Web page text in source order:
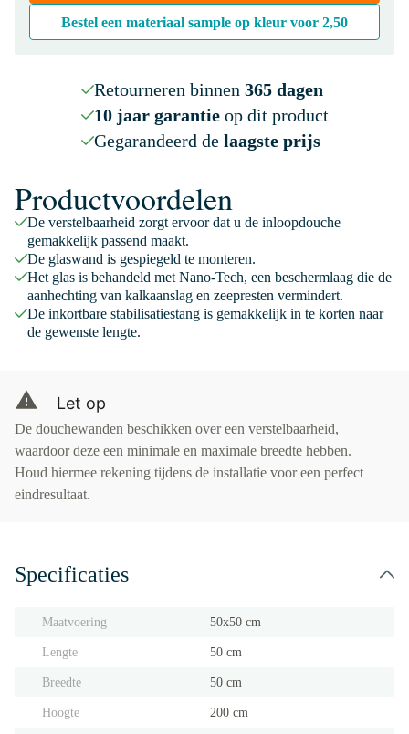
Bestel een materiaal sample op kleur voor 2,50
Retourneren binnen 365 dagen
10 jaar garantieop dit product
Gegarandeerd de laagste prijs
Productvoordelen
De verstelbaarheid zorgt ervoor dat u de inloopdouche
gemakkelijk passend maakt.
De glaswand is gespiegeld te monteren.
Het glas is behandeld met Nano-Tech, een beschermlaag die de
aanhechting van kalkaanslag en zeepresten vermindert.
De inkortbare stabilisatiestang is gemakkelijk in te korten naar
de gewenste lengte.
Let op
De douchewanden beschikken over een verstelbaarheid,
waardoor deze een minimale en maximale breedte hebben.
Houd hiermee rekening tijdens de installatie voor een perfect
eindresultaat.
Specificaties
Maatvoering 50x50 cm
Lengte 50 cm
Breedte 50 cm
Hoogte 200 cm